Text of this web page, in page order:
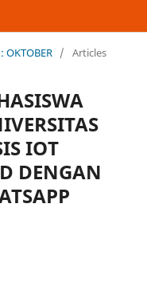
OKTOBER / Articles
IOT
DENGAN